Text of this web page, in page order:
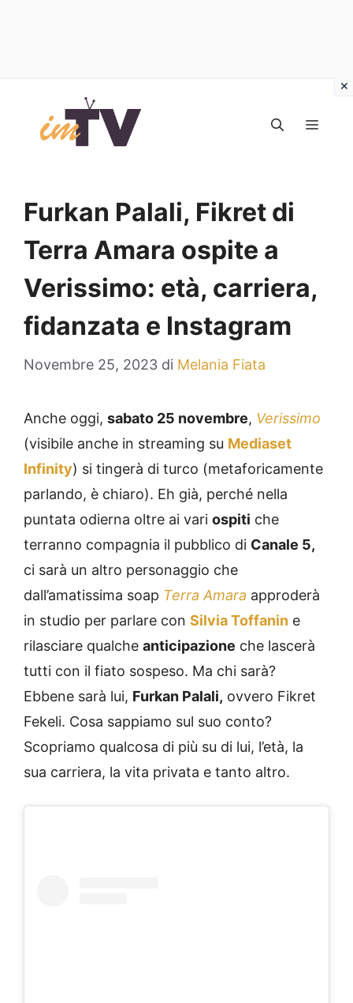
contenuto
Furkan Palali, Fikret di
Terra Amara ospite a
Verissimo: età, carriera,
fidanzata e Instagram
Novembre 25, 2023 di Melania Fiata
Anche oggi, sabato 25 novembre, Verissimo
(visibile anche in streaming su Mediaset
Infinity) si tingerà di turco (metaforicamente
parlando, è chiaro). Eh già, perché nella
puntata odierna oltre ai vari ospiti che
terranno compagnia il pubblico di Canale 5,
ci sarà un altro personaggio che
dall’amatissima soap Terra Amara approderà
in studio per parlare con Silvia Toffanin e
rilasciare qualche anticipazione che lascerà
tutti con il fiato sospeso. Ma chi sarà?
Ebbene sarà lui, Furkan Palali, ovvero Fikret
Fekeli. Cosa sappiamo sul suo conto?
Scopriamo qualcosa di più su di lui, l’età, la
sua carriera, la vita privata e tanto altro.